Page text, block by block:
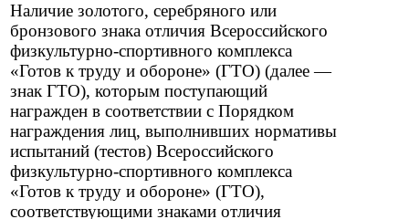
Наличие золотого, серебряного или
бронзового знака отличия Всероссийского
физкультурно-спортивного комплекса
«Готов к труду и обороне» (ГТО) (далее —
знак ГТО), которым поступающий
награжден в соответствии с Порядком
награждения лиц, выполнивших нормативы
испытаний (тестов) Всероссийского
физкультурно-спортивного комплекса
«Готов к труду и обороне» (ГТО),
соответствующими знаками отличия